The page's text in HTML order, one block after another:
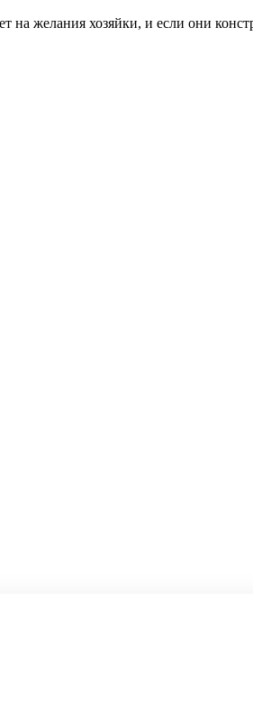
желания хозяйки, и если они